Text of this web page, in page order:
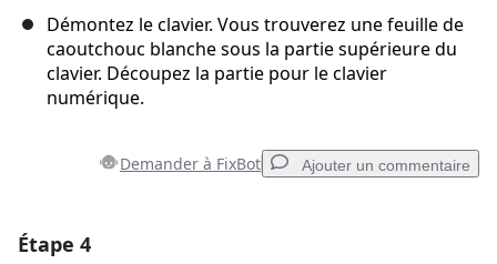
Démontez le clavier. Vous trouverez une feuille de
caoutchouc blanche sous la partie supérieure du
clavier. Découpez la partie pour le clavier
numérique.
Demander à FixBot Ajouter un commentaire
Étape 4